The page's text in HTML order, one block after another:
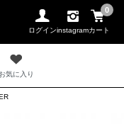
ログインinstagram
0
カート
お気に入り